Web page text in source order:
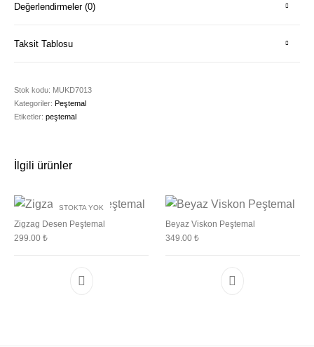
Değerlendirmeler (0)
Taksit Tablosu
Stok kodu: MUKD7013
Kategoriler:Peştemal
Etiketler:peştemal
İlgili ürünler
STOKTA YOK
Zigzag Desen Peştemal
299.00₺
Bu ürünün birden fazla varyasyonu var.
Beyaz Viskon Peştemal
349.00 ₺
Bu ürünün